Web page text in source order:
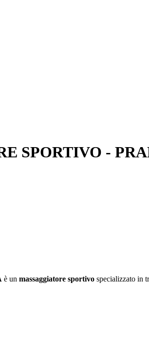
SPORTIVO -
è un massaggiatore sportivo specializzato in